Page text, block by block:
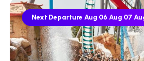
Next Departure Aug 06 Aug 07